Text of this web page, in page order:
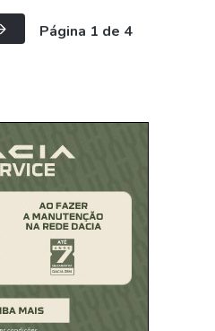
Página 1 de 4